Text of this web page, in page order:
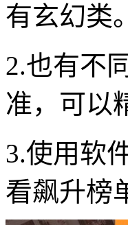
有玄幻类。
2.也有不
准，可以
3.使用软
看飙升榜